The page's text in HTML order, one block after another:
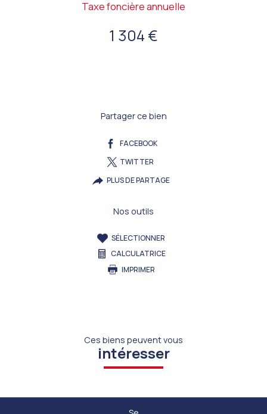
Taxe foncière annuelle
1 304 €
Partager ce bien
FACEBOOK
TWITTER
PLUS DE PARTAGE
Nos outils
SÉLECTIONNER
CALCULATRICE
IMPRIMER
Ces biens peuvent vous
intéresser